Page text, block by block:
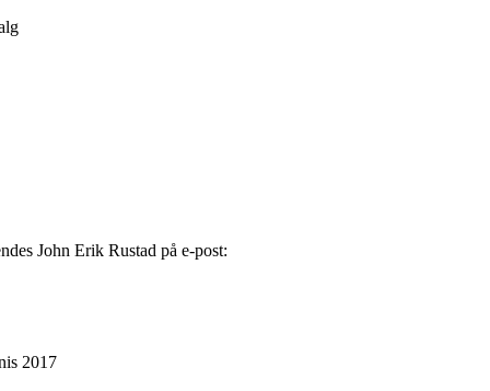
John Erik Rustad på e-post:
2017